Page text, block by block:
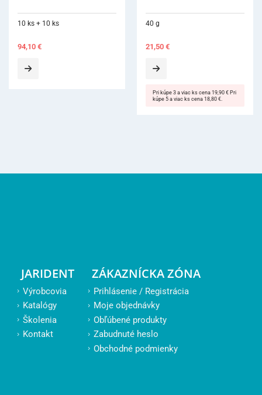
40 g
21,50 €
Pri kúpe 3 a viac ks cena 19,90 € Pri
kúpe 5 a viac ks cena 18,80 €.
JARIDENT
Výrobcovia
Katalógy
Školenia
Kontakt
ZÁKAZNÍCKA ZÓNA
Prihlásenie / Registrácia
Moje objednávky
Obľúbené produkty
Zabudnuté heslo
Obchodné podmienky